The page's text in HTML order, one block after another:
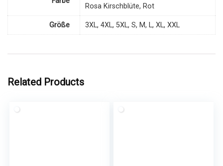
Rosa Kirschblüte, Rot
Größe 3XL, 4XL, 5XL, S, M, L, XL, XXL
Related Products